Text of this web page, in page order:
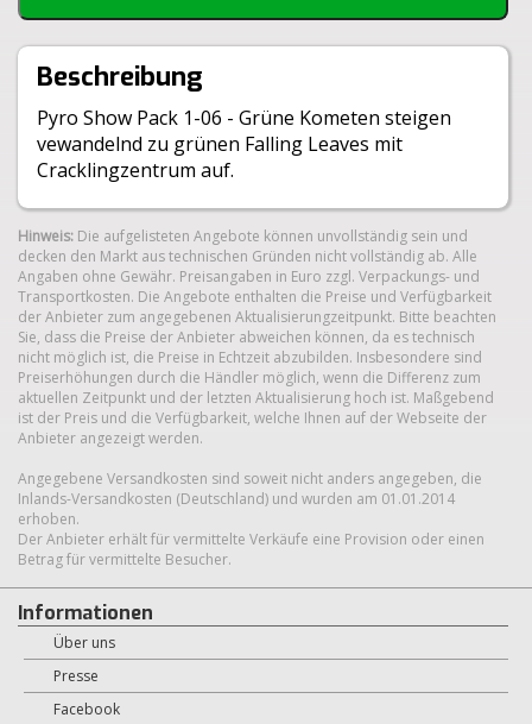
Inhalt je VE:
6 Stück
Größe:
18,0x18,5x15,0cm
Gewicht Brutto:
Gewicht Netto:
BAM:
BAM-F2-0720
Beschreibung
Pyro Show Pack 1-06 - Grüne Kometen steigen
vewandelnd zu grünen Falling Leaves mit
Cracklingzentrum auf.
Hinweis: Die aufgelisteten Angebote können unvollständig sein und
decken den Markt aus technischen Gründen nicht vollständig ab. Alle
Angaben ohne Gewähr. Preisangaben in Euro zzgl. Verpackungs- und
Transportkosten. Die Angebote enthalten die Preise und Verfügbarkeit
der Anbieter zum angegebenen Aktualisierungzeitpunkt. Bitte beachten
Sie, dass die Preise der Anbieter abweichen können, da es technisch
nicht möglich ist, die Preise in Echtzeit abzubilden. Insbesondere sind
Preiserhöhungen durch die Händler möglich, wenn die Differenz zum
aktuellen Zeitpunkt und der letzten Aktualisierung hoch ist. Maßgebend
ist der Preis und die Verfügbarkeit, welche Ihnen auf der Webseite der
Anbieter angezeigt werden.
Angegebene Versandkosten sind soweit nicht anders angegeben, die
Inlands-Versandkosten (Deutschland) und wurden am 01.01.2014
erhoben.
Der Anbieter erhält für vermittelte Verkäufe eine Provision oder einen
Betrag für vermittelte Besucher.
Informationen
Über uns
Presse
Facebook